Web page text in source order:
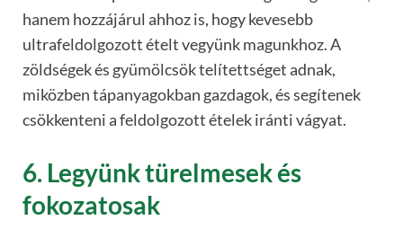
hanem hozzájárul ahhoz is, hogy kevesebb
ultrafeldolgozott ételt vegyünk magunkhoz. A
zöldségek és gyümölcsök telítettséget adnak,
miközben tápanyagokban gazdagok, és segítenek
csökkenteni a feldolgozott ételek iránti vágyat.
6. Legyünk türelmesek és
fokozatosak